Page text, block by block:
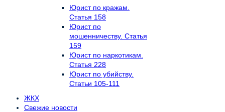
Юрист по кражам.
Статья 158
Юрист по
мошенничеству. Статья
159
Юрист по наркотикам.
Статья 228
Юрист по убийству.
Статьи 105-111
ЖКХ
Свежие новости